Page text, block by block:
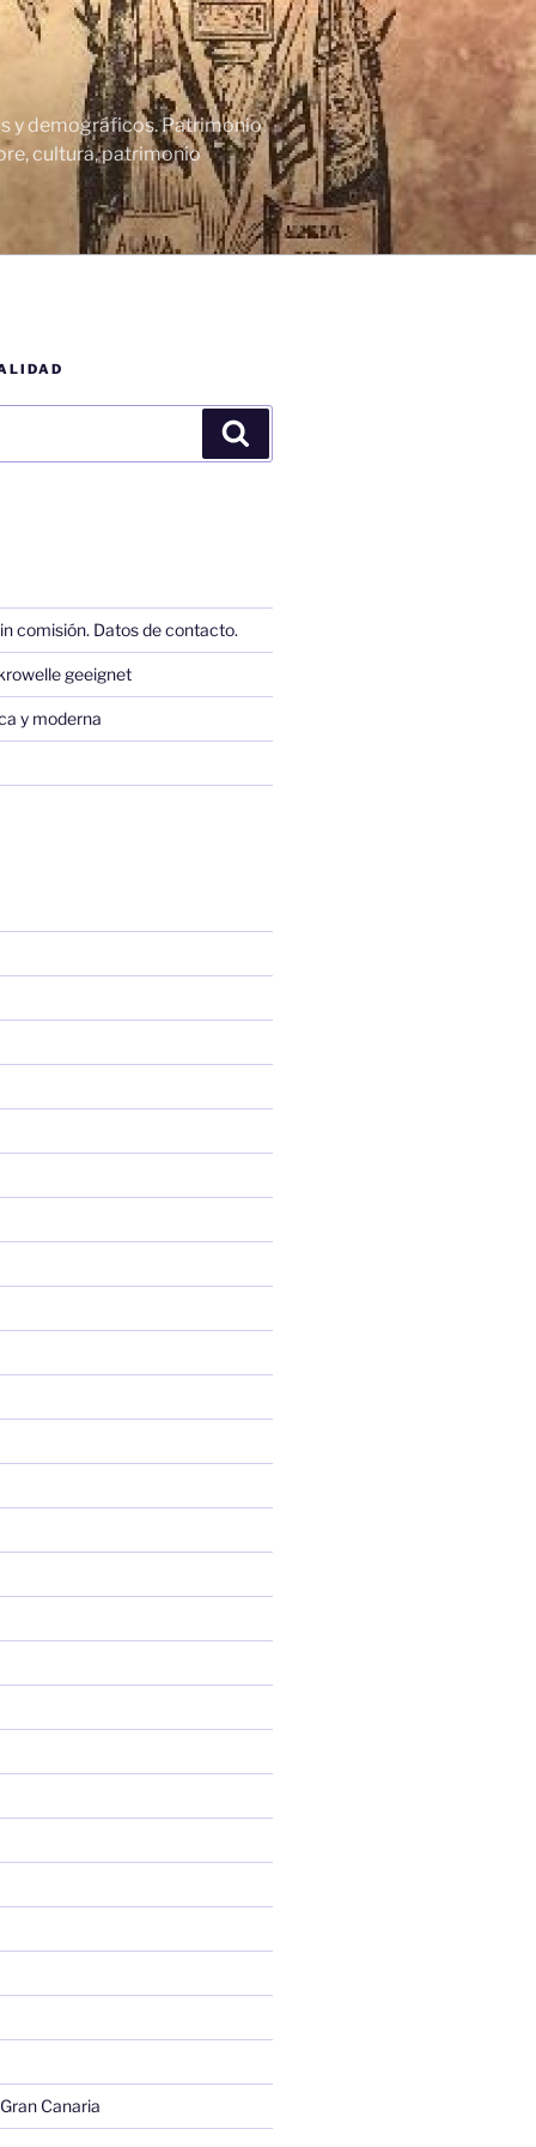
y demográficos. Patrimonio
cultura, patrimonio
comisión. Datos de contacto.
geeignet
y moderna
Canaria